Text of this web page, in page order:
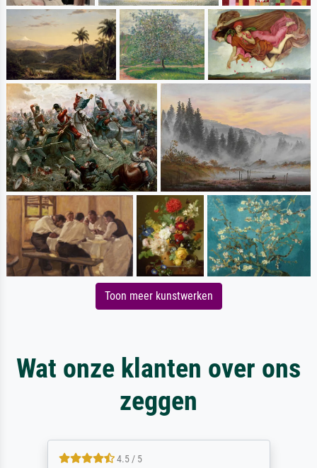
Toon meer kunstwerken
Wat onze klanten over ons
zeggen
4.5 / 5